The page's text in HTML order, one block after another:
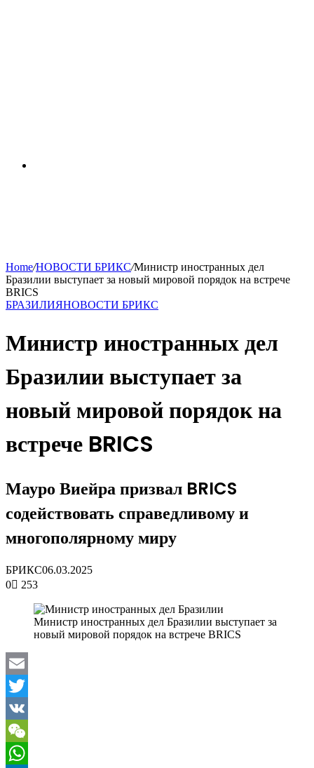
Home/НОВОСТИ БРИКС/Министр иностранных дел
Бразилии выступает за новый мировой порядок на встрече
BRICS
БРАЗИЛИЯНОВОСТИ БРИКС
Министр иностранных дел
Бразилии выступает за
новый мировой порядок на
встрече BRICS
Мауро Виейра призвал BRICS
содействовать справедливому и
многополярному миру
БРИКС06.03.2025
0
253
Министр иностранных дел Бразилии выступает за
новый мировой порядок на встрече BRICS
Email
Twitter
VK
WeChat